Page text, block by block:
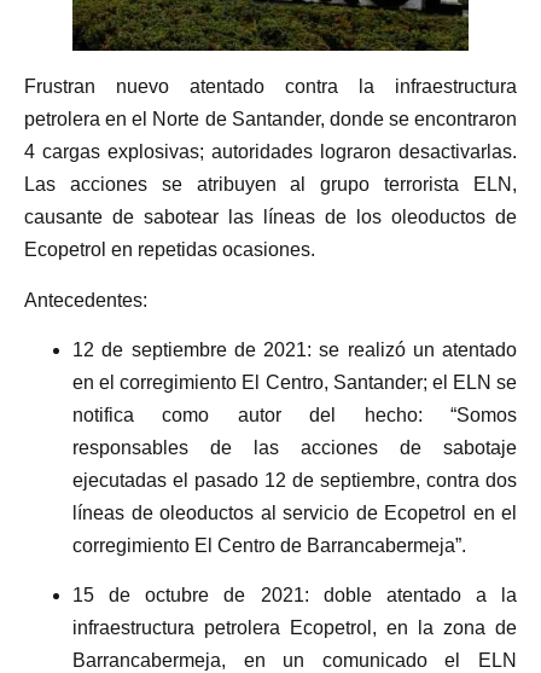
Frustran nuevo atentado contra la infraestructura
petrolera en el Norte de Santander, donde se encontraron
4 cargas explosivas; autoridades lograron desactivarlas.
Las acciones se atribuyen al grupo terrorista ELN,
causante de sabotear las líneas de los oleoductos de
Ecopetrol en repetidas ocasiones.
Antecedentes:
12 de septiembre de 2021: se realizó un atentado
en el corregimiento El Centro, Santander; el ELN se
notifica como autor del hecho: “Somos
responsables de las acciones de sabotaje
ejecutadas el pasado 12 de septiembre, contra dos
líneas de oleoductos al servicio de Ecopetrol en el
corregimiento El Centro de Barrancabermeja”.
15 de octubre de 2021: doble atentado a la
infraestructura petrolera Ecopetrol, en la zona de
Barrancabermeja, en un comunicado el ELN